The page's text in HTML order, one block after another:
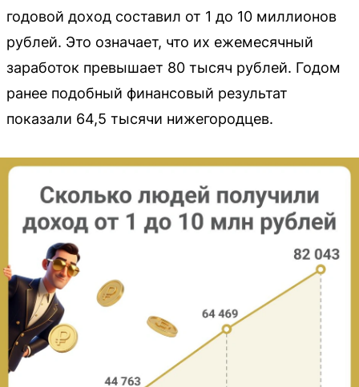
годовой доход составил от 1 до 10 миллионов
рублей. Это означает, что их ежемесячный
заработок превышает 80 тысяч рублей. Годом
ранее подобный финансовый результат
показали 64,5 тысячи нижегородцев.